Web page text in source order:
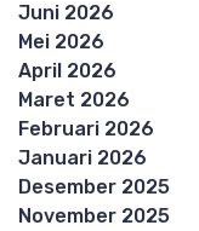
Juni 2026
Mei 2026
April 2026
Maret 2026
Februari 2026
Januari 2026
Desember 2025
November 2025